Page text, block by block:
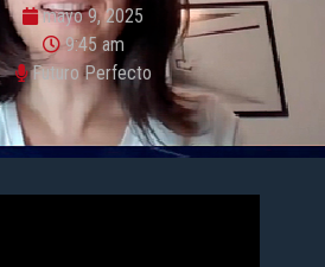
mayo 9, 2025
9:45 am
Futuro Perfecto